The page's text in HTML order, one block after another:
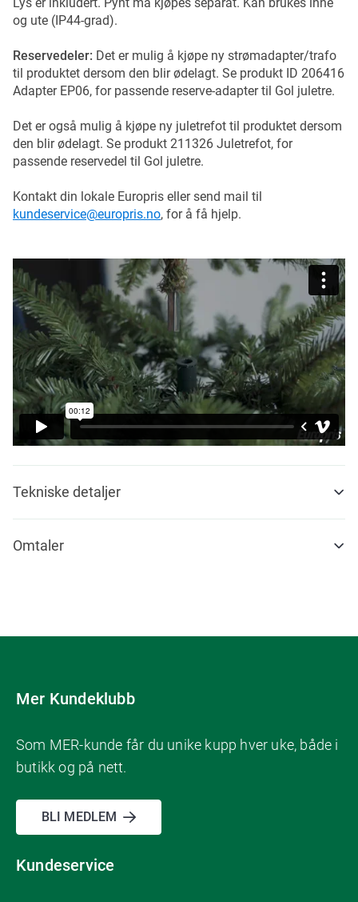
og ute (IP44-grad).
Reservedeler: Det er mulig å kjøpe ny strømadapter/trafo
til produktet dersom den blir ødelagt. Se produkt ID 206416
Adapter EP06, for passende reserve-adapter til Gol juletre.
Det er også mulig å kjøpe ny juletrefot til produktet dersom
den blir ødelagt. Se produkt 211326 Juletrefot, for
passende reservedel til Gol juletre.
Kontakt din lokale Europris eller send mail til
kundeservice@europris.no, for å få hjelp.
Tekniske detaljer
Omtaler
Mer Kundeklubb
Som MER-kunde får du unike kupp hver uke, både i
butikk og på nett.
BLI MEDLEM
Kundeservice